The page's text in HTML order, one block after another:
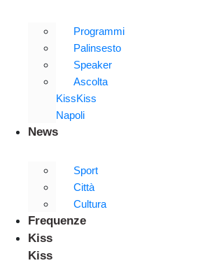
Programmi
Palinsesto
Speaker
Ascolta
KissKiss
Napoli
News
Sport
Città
Cultura
Frequenze
Kiss
Kiss